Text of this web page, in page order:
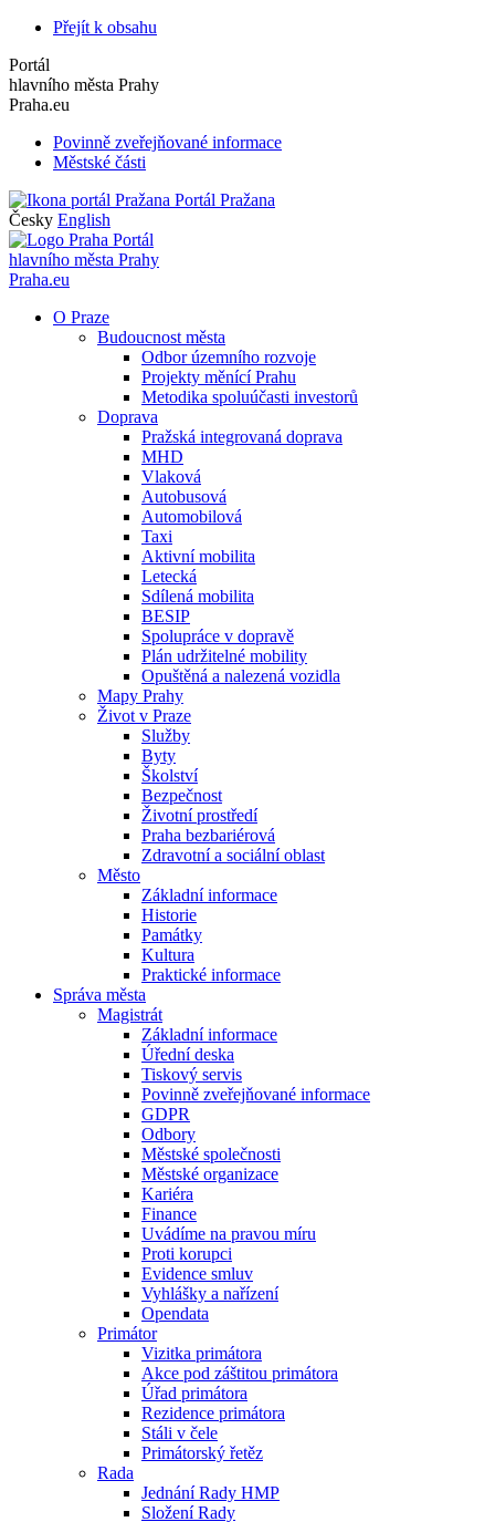
Přejít k obsahu
Portál
hlavního města Prahy
Praha.eu
Povinně zveřejňované informace
Městské části
Portál Pražana
Česky English
Portál
hlavního města Prahy
Praha.eu
O Praze
Budoucnost města
Odbor územního rozvoje
Projekty měnící Prahu
Metodika spoluúčasti investorů
Doprava
Pražská integrovaná doprava
MHD
Vlaková
Autobusová
Automobilová
Taxi
Aktivní mobilita
Letecká
Sdílená mobilita
BESIP
Spolupráce v dopravě
Plán udržitelné mobility
Opuštěná a nalezená vozidla
Mapy Prahy
Život v Praze
Služby
Byty
Školství
Bezpečnost
Životní prostředí
Praha bezbariérová
Zdravotní a sociální oblast
Město
Základní informace
Historie
Památky
Kultura
Praktické informace
Správa města
Magistrát
Základní informace
Úřední deska
Tiskový servis
Povinně zveřejňované informace
GDPR
Odbory
Městské společnosti
Městské organizace
Kariéra
Finance
Uvádíme na pravou míru
Proti korupci
Evidence smluv
Vyhlášky a nařízení
Opendata
Primátor
Vizitka primátora
Akce pod záštitou primátora
Úřad primátora
Rezidence primátora
Stáli v čele
Primátorský řetěz
Rada
Jednání Rady HMP
Složení Rady